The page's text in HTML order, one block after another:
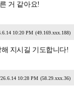
거 같아요!
10:20 PM (49.169.xxx.188)
지시길 기도합니다!
'26.6.14 10:28 PM (58.29.xxx.36)